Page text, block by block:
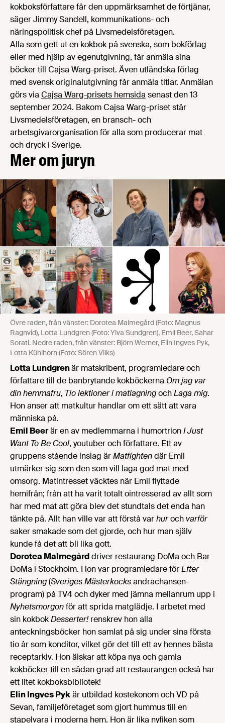
kokboksförfattare får den uppmärksamhet de förtjänar,
säger Jimmy Sandell, kommunikations- och
näringspolitisk chef på Livsmedelsföretagen.
Alla som gett ut en kokbok på svenska, som bokförlag
eller med hjälp av egenutgivning, får anmäla sina
böcker till Cajsa Warg-priset. Även utländska förlag
med svensk originalutgivning får anmäla titlar. Anmälan
görs via Cajsa Warg-prisets hemsida senast den 13
september 2024. Bakom Cajsa Warg-priset står
Livsmedelsföretagen, en bransch- och
arbetsgivarorganisation för alla som producerar mat
och dryck i Sverige.
Mer om juryn
Övre raden, från vänster: Dorotea Malmegård (Foto: Magnus
Ragnvid), Lotta Lundgren (Foto: Ylva Sundgren), Emil Beer, Sahar
Sorati. Nedre raden, från vänster: Björn Werner, Elin Ingves Pyk,
Lotta Kühlhorn (Foto: Sören Vilks)
Lotta Lundgrenär matskribent, programledare och
författare till de banbrytande kokböckerna Om jag var
din hemmafru, Tio lektioner i matlagningochLaga mig.
Hon anser att matkultur handlar om ett sätt att vara
människa på.
Emil Beerär en av medlemmarna i humortrionI Just
Want To Be Cool, youtuber och författare. Ett av
gruppens stående inslag ärMatfightendär Emil
utmärker sig som den som vill laga god mat med
omsorg. Matintresset väcktes när Emil flyttade
hemifrån; från att ha varit totalt ointresserad av allt som
har med mat att göra blev det stundtals det enda han
tänkte på. Allt han ville var att förstå varhurochvarför
saker smakade som det gjorde, och hur man själv
kunde få det att bli lika gott.
Dorotea Malmegårddriver restaurang DoMa och Bar
DoMa i Stockholm. Hon var programledare förEfter
Stängning(Sveriges Mästerkocksandrachansen-
program) på TV4 och dyker med jämna mellanrum upp i
Nyhetsmorgonför att sprida matglädje. I arbetet med
sin kokbokDesserter!renskrev hon alla
anteckningsböcker hon samlat på sig under sina första
tio år som konditor, vilket gör det till ett av hennes bästa
receptarkiv. Hon älskar att köpa nya och gamla
kokböcker till en sådan grad att restaurangen också har
ett litet kokboksbibliotek!
Elin Ingves Pykär utbildad kostekonom och VD på
Sevan, familjeföretaget som gjort hummus till en
stapelvara i moderna hem. Hon är lika nyfiken som